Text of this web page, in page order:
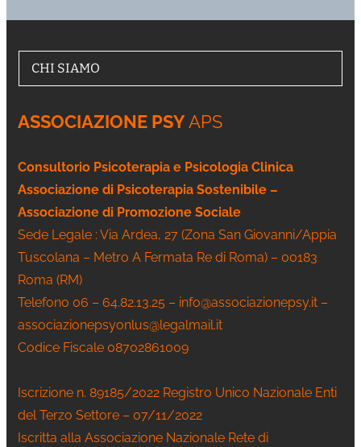
CHI SIAMO
ASSOCIAZIONE PSYAPS
Consultorio Psicoterapia e Psicologia Clinica
Associazione di Psicoterapia Sostenibile –
Associazione di Promozione Sociale
Sede Legale : Via Ardea, 27 (Zona San Giovanni/Appia
Tuscolana – Metro A Fermata Re di Roma) – 00183
Roma (RM)
Telefono 06 – 64.82.13.25 – info@associazionepsy.it –
associazionepsyonlus@legalmail.it
Codice Fiscale 08702861009
Iscrizione n. 89185/2022 Registro Unico Nazionale Enti
del Terzo Settore – 07/11/2022
Iscritta alla Associazione Nazionale Rete di